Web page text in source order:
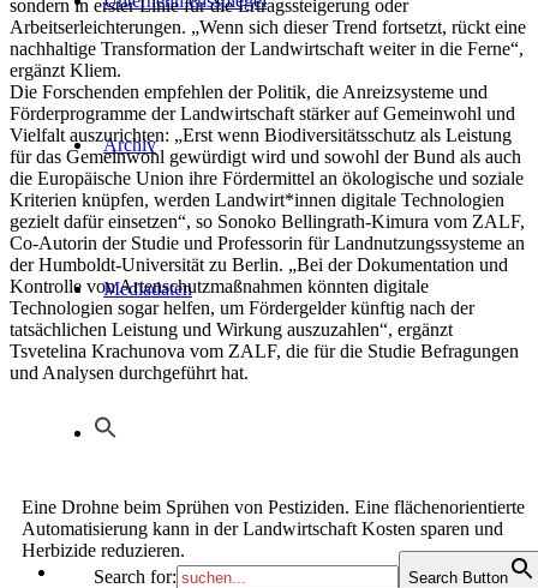
Archiv
Mediadaten
Search for: Search Button
sondern in erster Linie für die Ertragssteigerung oder
Arbeitserleichterungen. „Wenn sich dieser Trend fortsetzt, rückt eine
nachhaltige Transformation der Landwirtschaft weiter in die Ferne“,
ergänzt Kliem.
Die Forschenden empfehlen der Politik, die Anreizsysteme und
Förderprogramme der Landwirtschaft stärker auf Gemeinwohl und
Vielfalt auszurichten: „Erst wenn Biodiversitätsschutz als Leistung
für das Gemeinwohl gewürdigt wird und sowohl der Bund als auch
die Europäische Union ihre Fördermittel an ökologische und soziale
Kriterien knüpfen, werden Landwirt*innen digitale Technologien
gezielt dafür einsetzen“, so Sonoko Bellingrath-Kimura vom ZALF,
Co-Autorin der Studie und Professorin für Landnutzungssysteme an
der Humboldt-Universität zu Berlin. „Bei der Dokumentation und
Kontrolle von Artenschutzmaßnahmen könnten digitale
Technologien sogar helfen, um Fördergelder künftig nach der
tatsächlichen Leistung und Wirkung auszuzahlen“, ergänzt
Tsvetelina Krachunova vom ZALF, die für die Studie Befragungen
und Analysen durchgeführt hat.
Eine Drohne beim Sprühen von Pestiziden. Eine flächenorientierte
Automatisierung kann in der Landwirtschaft Kosten sparen und
Herbizide reduzieren.